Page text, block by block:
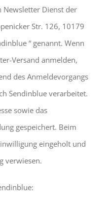
Newsletter Dienst der
Str. 126, 10179
“ genannt. Wenn
Versand anmelden,
des Anmeldevorgangs
Sendinblue verarbeitet.
sowie das
gespeichert. Beim
eingeholt und
verwiesen.